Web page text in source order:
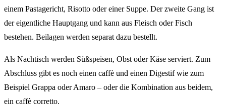
einem Pastagericht, Risotto oder einer Suppe. Der zweite Gang ist
der eigentliche Hauptgang und kann aus Fleisch oder Fisch
bestehen. Beilagen werden separat dazu bestellt.
Als Nachtisch werden Süßspeisen, Obst oder Käse serviert. Zum
Abschluss gibt es noch einen caffè und einen Digestif wie zum
Beispiel Grappa oder Amaro – oder die Kombination aus beidem,
ein caffè corretto.